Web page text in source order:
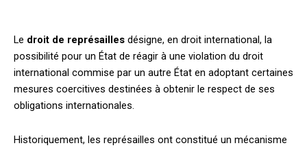
Le droit de représailles désigne, en droit international, la
possibilité pour un État de réagir à une violation du droit
international commise par un autre État en adoptant certaines
mesures coercitives destinées à obtenir le respect de ses
obligations internationales.
Historiquement, les représailles ont constitué un mécanisme